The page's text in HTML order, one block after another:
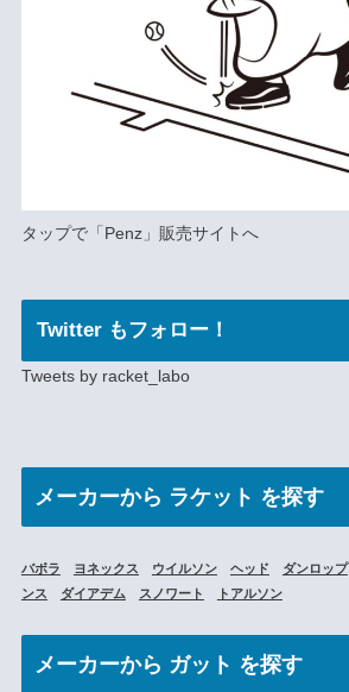
タップで「Penz」 販売サイトへ
Twitter もフォロー！
Tweets by racket_labo
メーカーから ラケット を探す
バボラ ヨネックス ウイルソン ヘッド ダンロップ
ンス
ダイアデム スノワート トアルソン
メーカーから ガット を探す